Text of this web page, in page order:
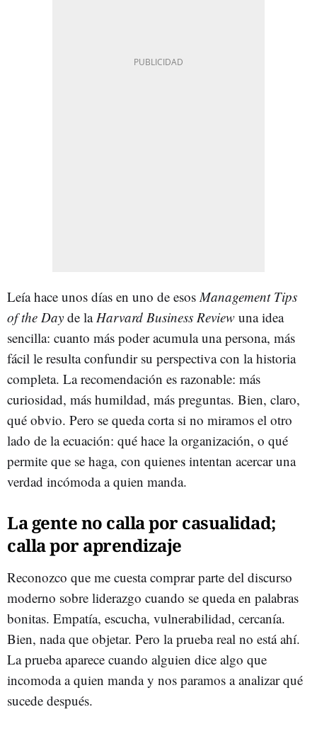
Leía hace unos días en uno de esos Management Tips
of the Day de la Harvard Business Review una idea
sencilla: cuanto más poder acumula una persona, más
fácil le resulta confundir su perspectiva con la historia
completa. La recomendación es razonable: más
curiosidad, más humildad, más preguntas. Bien, claro,
qué obvio. Pero se queda corta si no miramos el otro
lado de la ecuación: qué hace la organización, o qué
permite que se haga, con quienes intentan acercar una
verdad incómoda a quien manda.
La gente no calla por casualidad;
calla por aprendizaje
Reconozco que me cuesta comprar parte del discurso
moderno sobre liderazgo cuando se queda en palabras
bonitas. Empatía, escucha, vulnerabilidad, cercanía.
Bien, nada que objetar. Pero la prueba real no está ahí.
La prueba aparece cuando alguien dice algo que
incomoda a quien manda y nos paramos a analizar qué
sucede después.